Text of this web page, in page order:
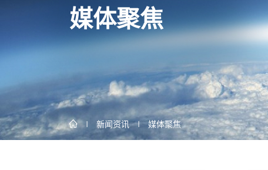
媒体聚焦
新闻资讯 媒体聚焦